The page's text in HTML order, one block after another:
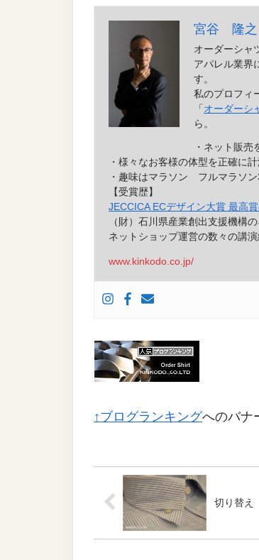
宮谷 隆之
オーダーシャ
アパレル業界
す。
私のプロフィ
「 オーダーシ
ら。
・ネット販売
・様々なお客様の体型を正確に
・趣味はマラソン フルマラソン
【受賞歴】
JECCICA ECデザイン大賞 最高
（財）石川県産業創出支援機構
ネットショップ運営の数々の講演
www.kinkodo.co.jp/
↑ブログランキングへのバナ
切り替え